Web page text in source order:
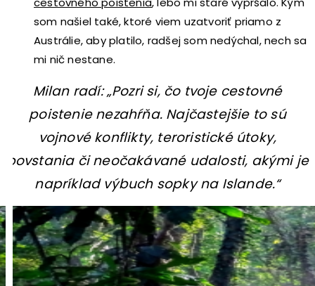
som našiel také, ktoré viem uzatvoriť priamo z
Austrálie, aby platilo, radšej som nedýchal, nech sa
mi nič nestane.
Milan radí: „Pozri si, čo tvoje cestovné
poistenie nezahŕňa. Najčastejšie to sú
vojnové konflikty, teroristické útoky,
povstania či neočakávané udalosti, akými je
napríklad výbuch sopky na Islande.“